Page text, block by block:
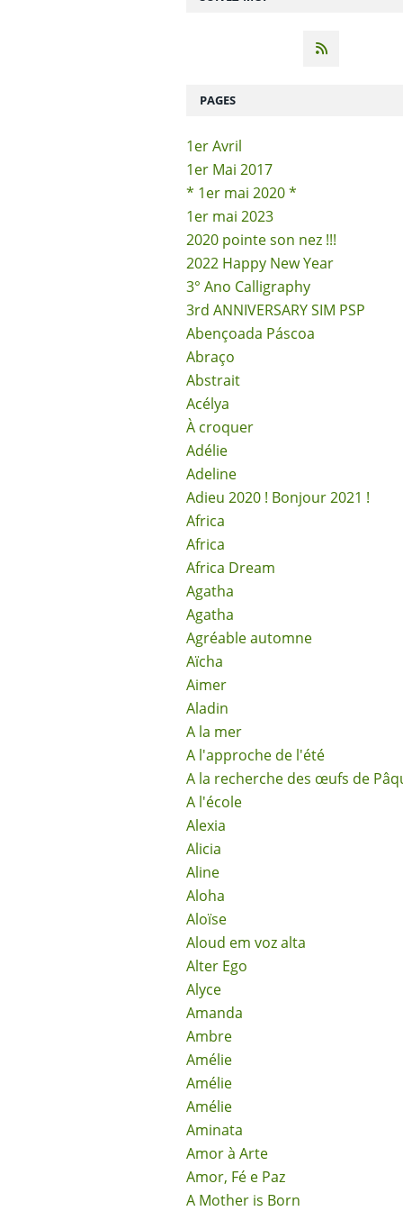
PAGES
1er Avril
1er Mai 2017
* 1er mai 2020 *
1er mai 2023
2020 pointe son nez !!!
2022 Happy New Year
3° Ano Calligraphy
3rd ANNIVERSARY SIM PSP
Abençoada Páscoa
Abraço
Abstrait
Acélya
À croquer
Adélie
Adeline
Adieu 2020 ! Bonjour 2021 !
Africa
Africa
Africa Dream
Agatha
Agatha
Agréable automne
Aïcha
Aimer
Aladin
A la mer
A l'approche de l'été
A la recherche des œufs de
A l'école
Alexia
Alicia
Aline
Aloha
Aloïse
Aloud em voz alta
Alter Ego
Alyce
Amanda
Ambre
Amélie
Amélie
Amélie
Aminata
Amor à Arte
Amor, Fé e Paz
A Mother is Born